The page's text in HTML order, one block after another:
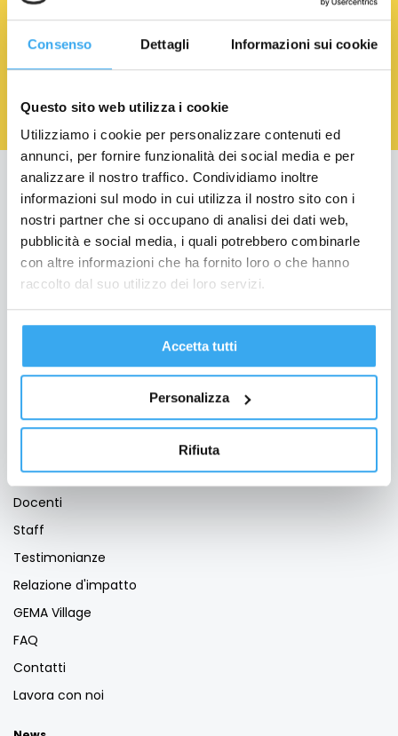
Consenso Dettagli Informazioni sui cookie
Questo sito web utilizza i cookie
Utilizziamo i cookie per personalizzare contenuti ed
annunci, per fornire funzionalità dei social media e per
analizzare il nostro traffico. Condividiamo inoltre
informazioni sul modo in cui utilizza il nostro sito con i
nostri partner che si occupano di analisi dei dati web,
pubblicità e social media, i quali potrebbero combinarle
con altre informazioni che ha fornito loro o che hanno
raccolto dal suo utilizzo dei loro servizi.
Accetta tutti
Personalizza
Rifiuta
Acconsento al trattamento dei Dati Personali.Privacy
Policy
Education
Formazione per Laureati
Formazione per Professionisti
Formazione Finanziata
Per le aziende
Servizio Placement
Scopri GEMA
Docenti
Staff
Testimonianze
Relazione d'impatto
GEMA Village
FAQ
Contatti
Lavora con noi